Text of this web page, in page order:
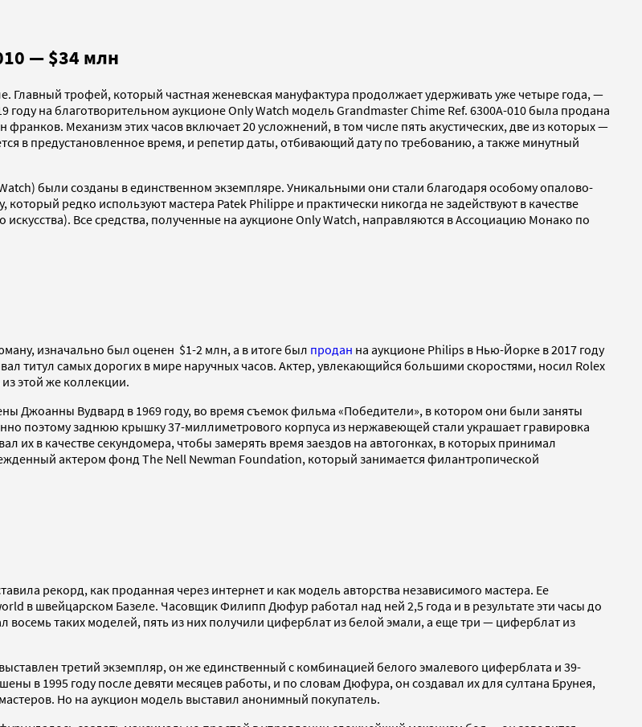
— $34 млн
трофей, который частная женевская мануфактура продолжает удерживать уже четыре года, —
на благотворительном аукционе Only Watch модель Grandmaster Chime Ref. 6300A-010 была продана
Механизм этих часов включает 20 усложнений, в том числе пять акустических, две из которых —
в предустановленное время, и репетир даты, отбивающий дату по требованию, а также минутный
были созданы в единственном экземпляре. Уникальными они стали благодаря особому опалово-
редко используют мастера Patek Philippe и практически никогда не задействуют в качестве
Все средства, полученные на аукционе Only Watch, направляются в Ассоциацию Монако по
изначально был оценен $1-2 млн, а в итоге был продан на аукционе Philips в Нью-Йорке в 2017 году
титул самых дорогих в мире наручных часов. Актер, увлекающийся большими скоростями, носил Rolex
этой же коллекции.
Джоанны Вудвард в 1969 году, во время съемок фильма «Победители», в котором они были заняты
поэтому заднюю крышку 37-миллиметрового корпуса из нержавеющей стали украшает гравировка
их в качестве секундомера, чтобы замерять время заездов на автогонках, в которых принимал
актером фонд The Nell Newman Foundation, который занимается филантропической
рекорд, как проданная через интернет и как модель авторства независимого мастера. Ее
в швейцарском Базеле. Часовщик Филипп Дюфур работал над ней 2,5 года и в результате эти часы до
восемь таких моделей, пять из них получили циферблат из белой эмали, а еще три — циферблат из
третий экземпляр, он же единственный с комбинацией белого эмалевого циферблата и 39-
в 1995 году после девяти месяцев работы, и по словам Дюфура, он создавал их для султана Брунея,
Но на аукцион модель выставил анонимный покупатель.